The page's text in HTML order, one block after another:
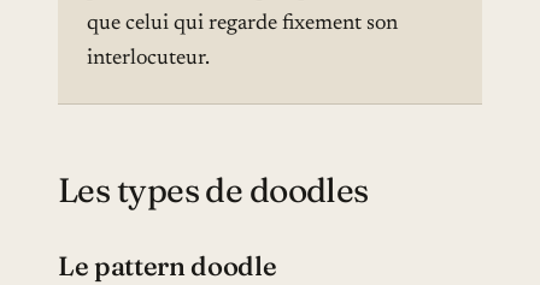
que celui qui regarde fixement son
interlocuteur.
Les types de doodles
Le pattern doodle